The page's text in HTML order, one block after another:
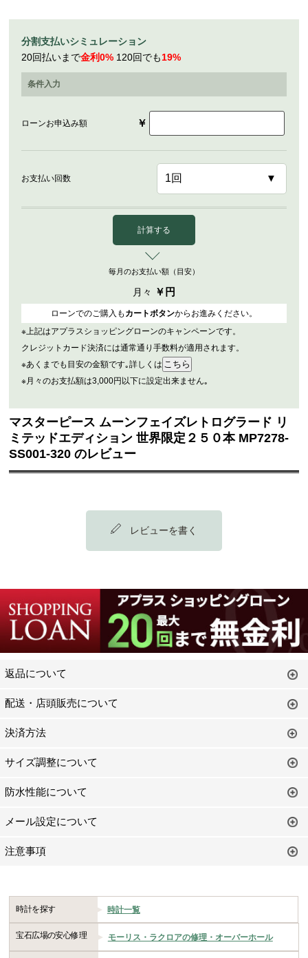
分割支払いシミュレーション
20回払いまで金利0% 120回でも19%
条件入力
ローンお申込み額 ￥
お支払い回数
計算する
毎月のお支払い額（目安）
月々 ￥ 円
ローンでのご購入も カートボタンからお進みください。
※上記はアプラスショッピングローンのキャンペーンです。
クレジットカード決済には通常通り手数料が適用されます。
※あくまでも目安の金額です｡詳しくは
※月々のお支払額は3,000円以下に設定出来ません｡
マスターピース ムーンフェイズレトログラード リ
ミテッドエディション 世界限定２５０本 MP7278-
SS001-320 のレビュー
レビューを書く
返品について
配送・店頭販売について
決済方法
サイズ調整について
防水性能について
メール設定について
注意事項
時計を探す 時計一覧
宝石広場の安心修理 モーリス・ラクロアの修理・オーバーホール